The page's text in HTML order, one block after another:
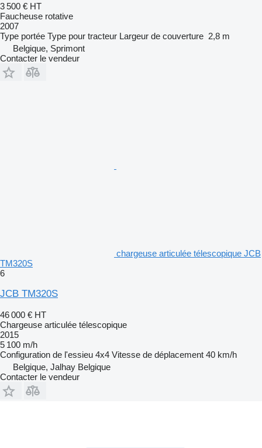
3 500 € HT
Faucheuse rotative
2007
Type portée Type pour tracteur Largeur de couverture 2,8 m
Belgique, Sprimont
Contacter le vendeur
chargeuse articulée télescopique JCB
TM320S
6
JCB TM320S
46 000 € HT
Chargeuse articulée télescopique
2015
5 100 m/h
Configuration de l'essieu 4x4 Vitesse de déplacement 40 km/h
Belgique, Jalhay Belgique
Contacter le vendeur